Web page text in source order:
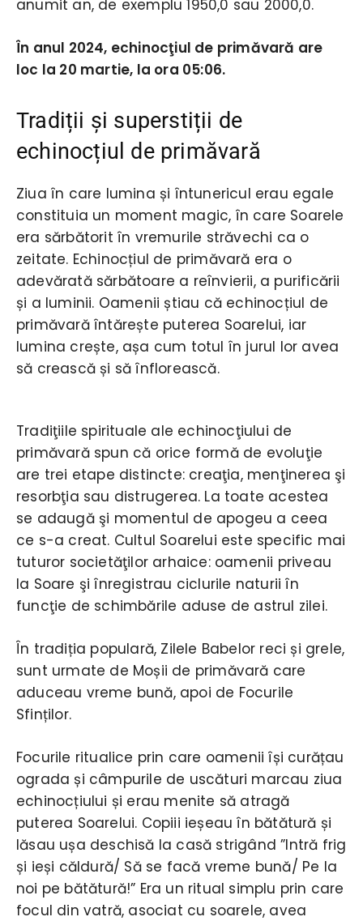
anumit an, de exemplu 1950,0 sau 2000,0.
În anul 2024, echinocţiul de primăvară are
loc la 20 martie, la ora 05:06.
Tradiții și superstiții de
echinocțiul de primăvară
Ziua în care lumina și întunericul erau egale
constituia un moment magic, în care Soarele
era sărbătorit în vremurile străvechi ca o
zeitate. Echinocțiul de primăvară era o
adevărată sărbătoare a reînvierii, a purificării
și a luminii. Oamenii știau că echinocțiul de
primăvară întărește puterea Soarelui, iar
lumina crește, așa cum totul în jurul lor avea
să crească și să înflorească.
Tradiţiile spirituale ale echinocţiului de
primăvară spun că orice formă de evoluţie
are trei etape distincte: creaţia, menţinerea şi
resorbţia sau distrugerea. La toate acestea
se adaugă şi momentul de apogeu a ceea
ce s-a creat. Cultul Soarelui este specific mai
tuturor societăţilor arhaice: oamenii priveau
la Soare şi înregistrau ciclurile naturii în
funcţie de schimbările aduse de astrul zilei.
În tradiția populară, Zilele Babelor reci și grele,
sunt urmate de Moșii de primăvară care
aduceau vreme bună, apoi de Focurile
Sfinților.
Focurile ritualice prin care oamenii își curățau
ograda și câmpurile de uscături marcau ziua
echinocțiului și erau menite să atragă
puterea Soarelui. Copiii ieșeau în bătătură și
lăsau ușa deschisă la casă strigând ”Intră frig
și ieși căldură/ Să se facă vreme bună/ Pe la
noi pe bătătură!” Era un ritual simplu prin care
focul din vatră, asociat cu soarele, avea